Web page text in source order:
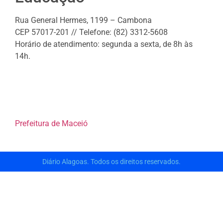
Rua General Hermes, 1199 – Cambona
CEP 57017-201 // Telefone: (82) 3312-5608
Horário de atendimento: segunda a sexta, de 8h às
14h.
Prefeitura de Maceió
Diário Alagoas. Todos os direitos reservados.